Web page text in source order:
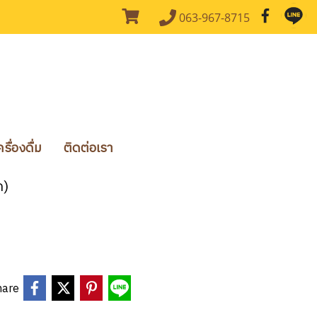
063-967-8715
รื่องดื่ม ติดต่อเรา